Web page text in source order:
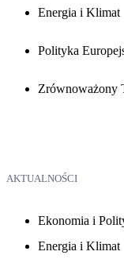
Energia i Klimat
Polityka
Zrównoważony
AKTUALNOŚCI
Ekonomia i
Energia i Klimat